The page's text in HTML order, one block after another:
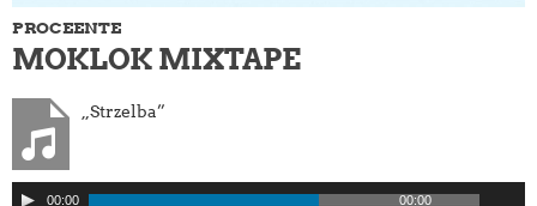
PROCEENTE
MOKLOK MIXTAPE
„Strzelba”
Odtwarzacz
00:00 00:00